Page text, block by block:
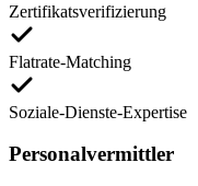
Zertifikatsverifizierung
Flatrate-Matching
Soziale-Dienste-Expertise
Personalvermittler